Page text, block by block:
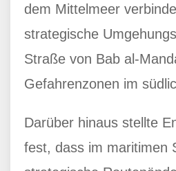
dem Mittelmeer
strategische
Straße von Bab al-
Gefahrenzonen im
Darüber hinaus stellte
fest, dass im maritimen